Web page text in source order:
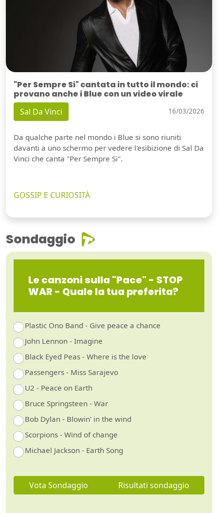
"Per Sempre Si" cantata in tutto il mondo: ci
provano anche i Blue con un video virale
Sal Da Vinci 16/03/2026
Da qualche parte nel mondo i Blue si sono riuniti
davanti a uno schermo per vedere l'esibizione di Sal Da
Vinci che canta "Per Sempre Si".
GOSSIP E CURIOSITÀ
Sondaggio
Le canzoni sulla "Pace" - STOP
WAR - Quale la tua preferita?
Plastic Ono Band - Give peace a chance
John Lennon - Imagine
Black Eyed Peas - Where is the love
Passengers - Miss Sarajevo
U2 - Peace on Earth
Bruce Springsteen - War
Bob Dylan - Blowin' in the wind
Scorpions - Wind of change
Michael Jackson - Earth Song
Vota Sondaggio Risultati sondaggio